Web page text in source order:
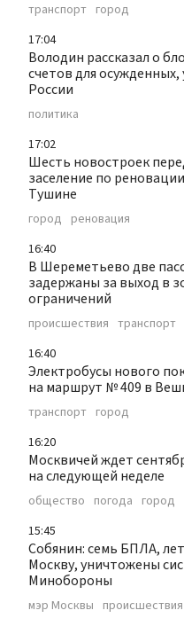
транспорт город
17:04
Володин рассказал о
счетов для осужденных,
России
политика
17:02
Шесть новостроек
заселение по
Тушине
город реновация
16:40
В Шереметьево две
задержаны за выход в
ограничений
происшествия транспорт
16:40
Электробусы нового
на маршрут № 409 в
транспорт город
16:20
Москвичей ждет
на следующей неделе
общество погода город
15:45
Собянин: семь БПЛА,
Москву, уничтожены
Минобороны
мэр Москвы происшествия